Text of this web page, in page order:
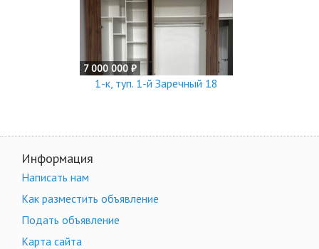
7 000 000 ₽
1-к, туп. 1-й Заречный 18
Информация
Написать нам
Как разместить объявление
Подать объявление
Карта сайта